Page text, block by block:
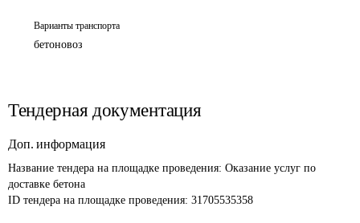
Варианты транспорта
бетоновоз
Тендерная документация
Доп. информация
Название тендера на площадке проведения: Оказание услуг по
доставке бетона
ID тендера на площадке проведения: 31705535358